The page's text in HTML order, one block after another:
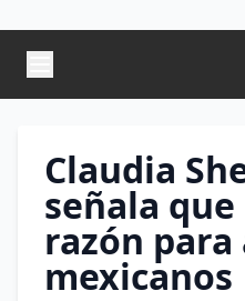
Claudia
señala
razón para
mexicanos